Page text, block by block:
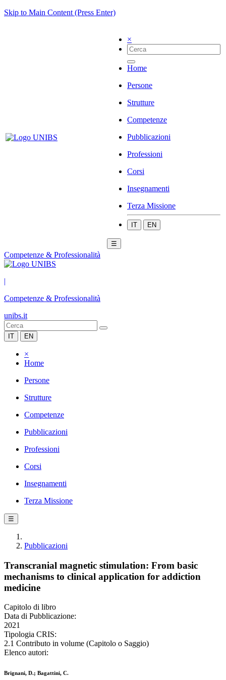
Skip to Main Content (Press Enter)
×
Home
Persone
Strutture
Competenze
Pubblicazioni
Professioni
Corsi
Insegnamenti
Terza Missione
IT EN
☰
Competenze & Professionalità
|
Competenze & Professionalità
unibs.it
IT EN
×
Home
Persone
Strutture
Competenze
Pubblicazioni
Professioni
Corsi
Insegnamenti
Terza Missione
☰
Pubblicazioni
Transcranial magnetic stimulation: From basic
mechanisms to clinical application for addiction
medicine
Capitolo di libro
Data di Pubblicazione:
2021
Tipologia CRIS:
2.1 Contributo in volume (Capitolo o Saggio)
Elenco autori:
Brignani, D.; Bagattini, C.